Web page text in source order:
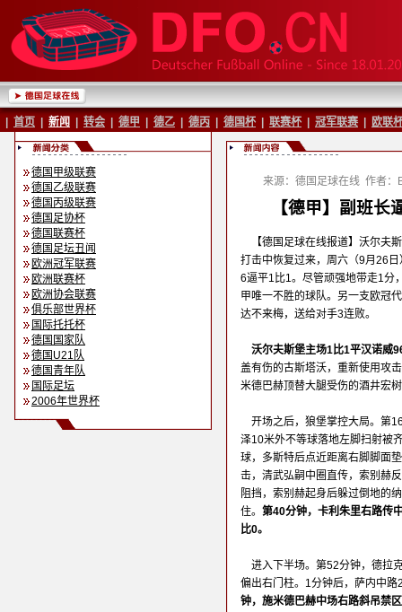
首页 新闻 转会 德甲 德乙 德丙 德国杯 联赛杯 冠军联赛 欧联
德国甲级联赛
德国乙级联赛
德国丙级联赛
德国足协杯
德国联赛杯
德国足坛丑闻
欧洲冠军联赛
欧洲联赛杯
欧洲协会联赛
俱乐部世界杯
国际托托杯
德国国家队
德国U21队
德国青年队
国际足坛
2006年世界杯
来源：德国足球在线 作者：
【德甲】副班长
【德国足球在线报道】沃尔夫
打击中恢复过来，周六（9月26
6逼平1比1。尽管顽强地带走1分
甲唯一不胜的球队。另一支欧冠
达不来梅，送给对手3连败。
沃尔夫斯堡主场1比1平汉诺威
盖有伤的古斯塔沃，重新使用攻
米德巴赫顶替大腿受伤的酒井宏
开场之后，狼堡掌控大局。第
泽10米外不等球落地左脚扫射被
球，多斯特后点近距离右脚脚面
击，清武弘嗣中圈直传，索别赫
阻挡，索别赫起身后躲过倒地的
住。 第40分钟，卡利朱里右路传
比0。
进入下半场。第52分钟，德拉
偏出右门柱。1分钟后，萨内中
钟，施米德巴赫中场右路斜吊禁